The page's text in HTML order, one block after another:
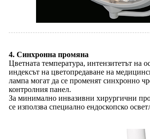
4. Синхронна промяна
Цветната температура, интензитетът на
индексът на цветопредаване на
лампа могат да се променят синхронно
контролния панел.
За минимално инвазивни хирургични
се използва специално ендоскопско